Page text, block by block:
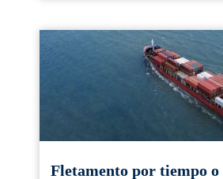
Fletamento por tiempo